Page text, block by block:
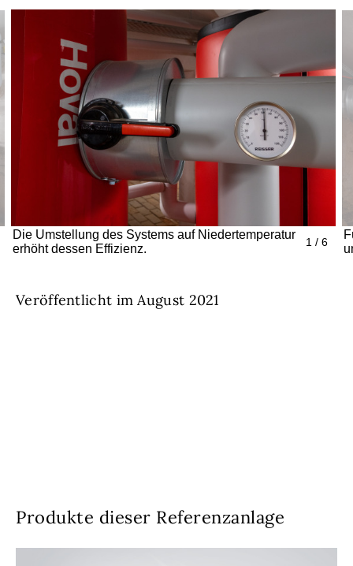
1 / 6
Die Umstellung des Systems auf Niedertemperatur
erhöht dessen Effizienz.
Veröffentlicht im August 2021
Produkte dieser Referenzanlage